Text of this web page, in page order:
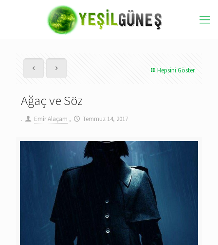
Hepsini Göster
Ağaç ve Söz
. Emir Alaçam , Temmuz 14, 2017